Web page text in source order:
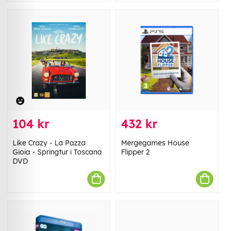
104 kr
Like Crazy - La Pazza
Gioia - Springtur i Toscana
DVD
432 kr
Mergegames House
Flipper 2